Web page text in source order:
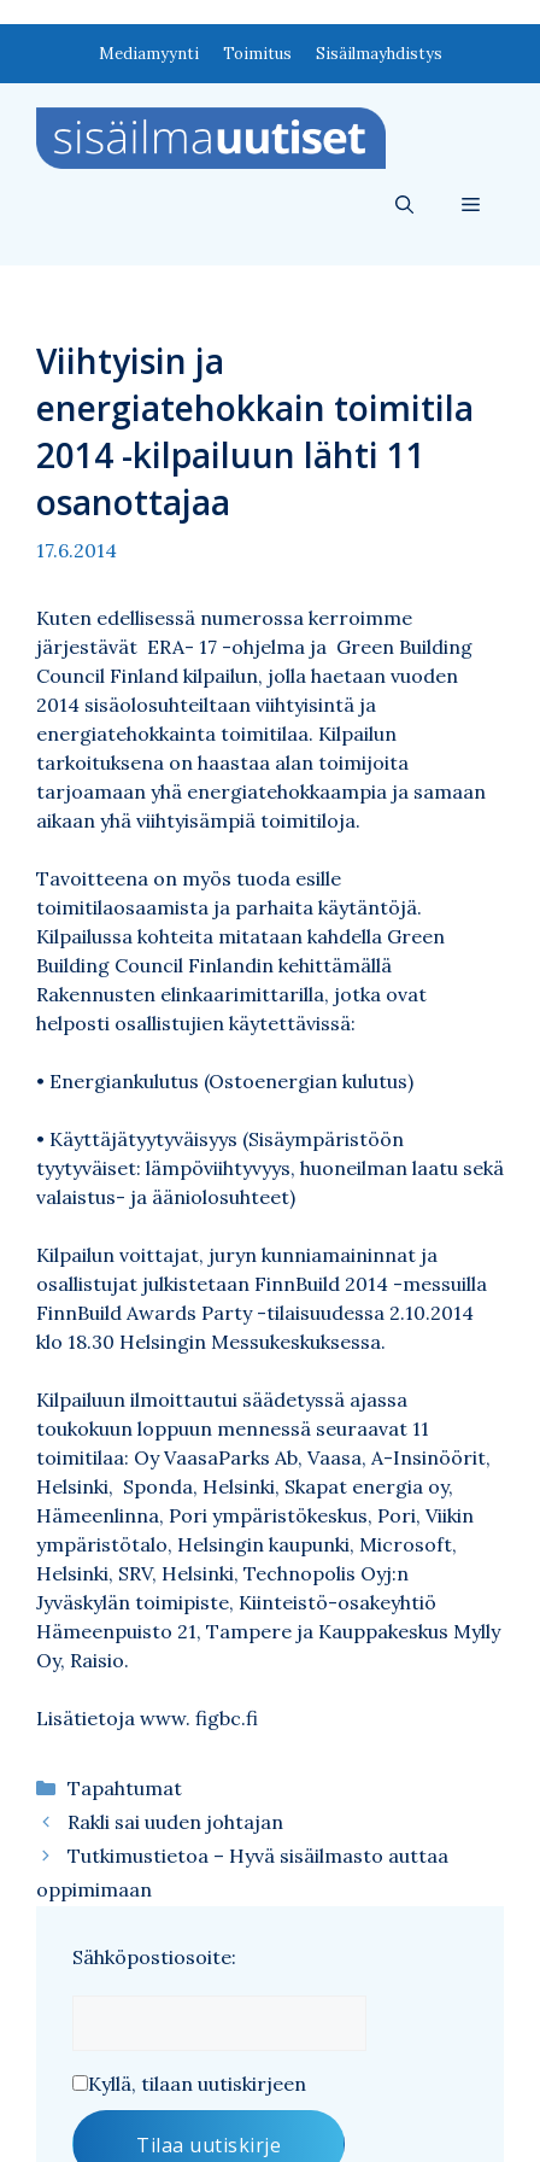
Mediamyynti Toimitus Sisäilmayhdistys
Valikko
Viihtyisin ja
energiatehokkain toimitila
2014 -kilpailuun lähti 11
osanottajaa
17.6.2014
Kuten edellisessä numerossa kerroimme
järjestävät ERA- 17 -ohjelma ja Green Building
Council Finland kilpailun, jolla haetaan vuoden
2014 sisäolosuhteiltaan viihtyisintä ja
energiatehokkainta toimitilaa. Kilpailun
tarkoituksena on haastaa alan toimijoita
tarjoamaan yhä energiatehokkaampia ja samaan
aikaan yhä viihtyisämpiä toimitiloja.
Tavoitteena on myös tuoda esille
toimitilaosaamista ja parhaita käytäntöjä.
Kilpailussa kohteita mitataan kahdella Green
Building Council Finlandin kehittämällä
Rakennusten elinkaarimittarilla, jotka ovat
helposti osallistujien käytettävissä:
• Energiankulutus (Ostoenergian kulutus)
• Käyttäjätyytyväisyys (Sisäympäristöön
tyytyväiset: lämpöviihtyvyys, huoneilman laatu sekä
valaistus- ja ääniolosuhteet)
Kilpailun voittajat, juryn kunniamaininnat ja
osallistujat julkistetaan FinnBuild 2014 -messuilla
FinnBuild Awards Party -tilaisuudessa 2.10.2014
klo 18.30 Helsingin Messukeskuksessa.
Kilpailuun ilmoittautui säädetyssä ajassa
toukokuun loppuun mennessä seuraavat 11
toimitilaa: Oy VaasaParks Ab, Vaasa, A-Insinöörit,
Helsinki, Sponda, Helsinki, Skapat energia oy,
Hämeenlinna, Pori ympäristökeskus, Pori, Viikin
ympäristötalo, Helsingin kaupunki, Microsoft,
Helsinki, SRV, Helsinki, Technopolis Oyj:n
Jyväskylän toimipiste, Kiinteistö-osakeyhtiö
Hämeenpuisto 21, Tampere ja Kauppakeskus Mylly
Oy, Raisio.
Lisätietoja www. figbc.fi
Kategoriat
Tapahtumat
Rakli sai uuden johtajan
Tutkimustietoa – Hyvä sisäilmasto auttaa
oppimimaan
Sähköpostiosoite:
Kyllä, tilaan uutiskirjeen